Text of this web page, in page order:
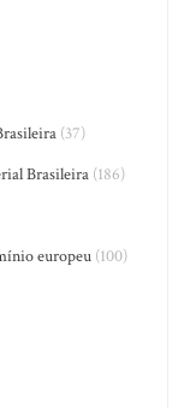
(37)
Brasileira (186)
europeu(100)